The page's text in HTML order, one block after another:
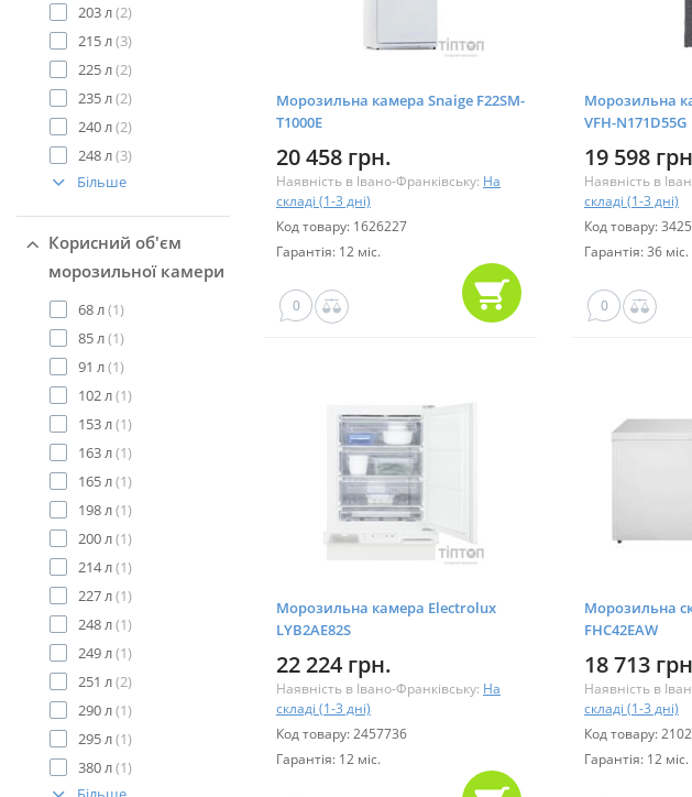
203 л(2)
215 л(3)
225 л(2)
235 л(2)
240 л(2)
248 л(3)
Більше
Корисний об'єм
морозильної камери
68 л(1)
85 л(1)
91 л(1)
102 л(1)
153 л(1)
163 л(1)
165 л(1)
198 л(1)
200 л(1)
214 л(1)
227 л(1)
248 л(1)
249 л(1)
251 л(2)
290 л(1)
295 л(1)
380 л(1)
Морозильна камера Snaige F22SM-
T1000E
20 458 грн.
Наявність в Івано-Франківську: На
складі (1-3 дні)
Код товару: 1626227
Гарантія: 12 міс.
0
Морозильна
VFH-N171D55G
19 598
Наявність в
складі (1-3 дні)
Код товару:
Гарантія: 36 міс.
0
Морозильна камера Electrolux
LYB2AE82S
22 224 грн.
Наявність в Івано-Франківську: На
складі (1-3 дні)
Код товару: 2457736
Гарантія: 12 міс.
Морозильна
FHC42EAW
18 713
Наявність в
складі (1-3 дні)
Код товару:
Гарантія: 12 міс.